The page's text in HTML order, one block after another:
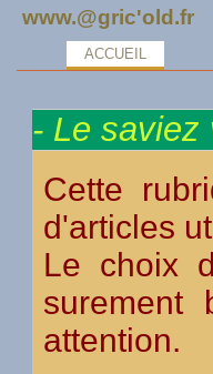
www.@gric'old.fr
ACCUEIL
- Le saviez
Cette
d'articles
Le choix
surement
attention.